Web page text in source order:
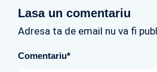
Lasa un comentariu
Adresa ta de email nu va fi
Comentariu*